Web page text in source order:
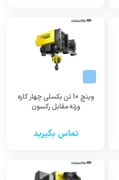
وینچ 10 تن بکسلی چهار کاره
وزنه مقابل رکسون
تماس بگیرید